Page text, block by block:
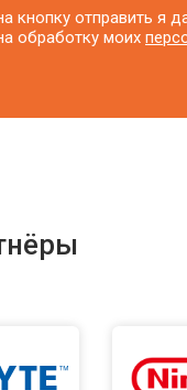
кнопку отправить я
обработку моих